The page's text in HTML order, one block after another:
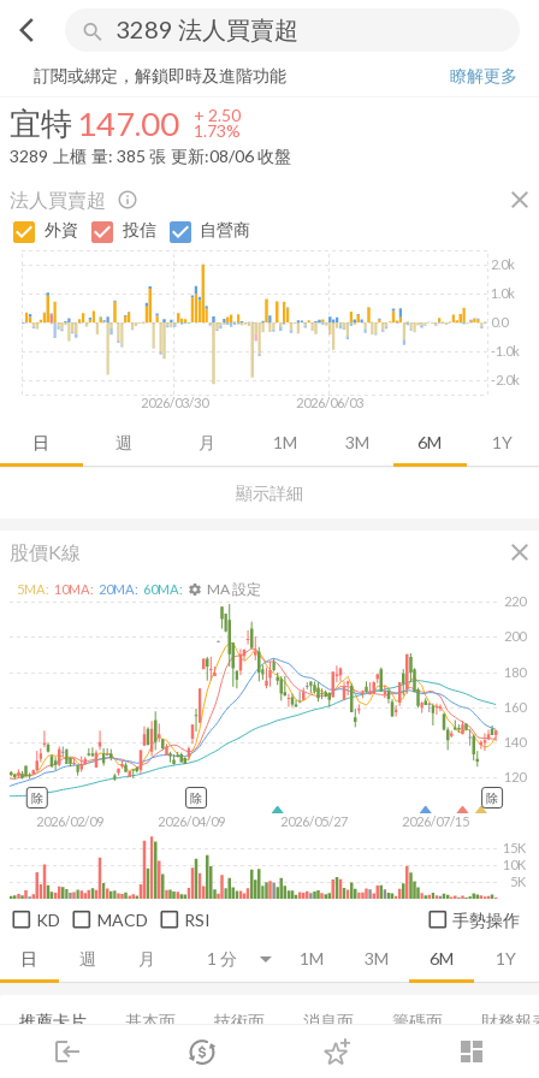
arrow_back_ios search
login dashboard
市場 登入
宜特 147.00 +1.73%
訂閱或綁定，解鎖即時及進階功能
瞭解更多
宜特 147.00 + 2.50
1.73%
3289
上櫃 量: 385 張 更新:08/06 收盤
法人買賣超 close
顯示詳細
info_outline
日 週 月 1M 3M 6M 1Y
外資 投信 自營商
2026/03/30 2026/06/03
-2.0k
-1.0k
0.0
1.0k
2.0k
股價K線 close
日 週 月 1M 3M 6M 1Y
2026/02/09 2026/04/09 2026/05/27 2026/07/15
120
140
160
180
200
220
5K
10K
15K
5MA: 10MA: 20MA: 60MA: settings MA 設定
除 除 除
KD MACD RSI 手勢操作
推薦卡片 基本面 技術面 消息面 籌碼面 財務報
董監持股 基本概況